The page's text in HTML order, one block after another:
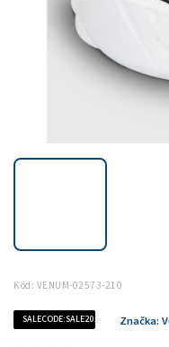
Kód: VENUM-02573-210
SALECODE:SALE20:20:% Značka: